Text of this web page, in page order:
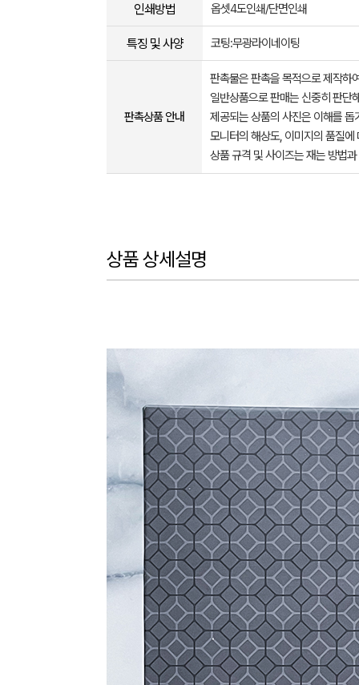
인쇄방법 옵셋4도인쇄/단면인쇄
특징 및 사양 코팅:무광라이네이팅
판촉상품 안내
판촉물은 판촉을 목적으로 제작하
일반상품으로 판매는 신중히 판단
제공되는 상품의 사진은 이해를
모니터의 해상도, 이미지의 품질
상품 규격 및 사이즈는 재는 방법
상품 상세설명